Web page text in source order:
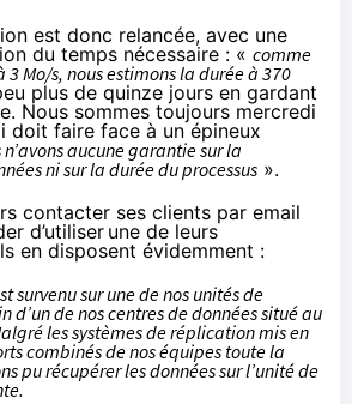
est donc relancée, avec une
du temps nécessaire : « comme
3 Mo/s, nous estimons la durée à 370
plus de quinze jours en gardant
Nous sommes toujours mercredi
doit faire face à un épineux
n’avons aucune garantie sur la
ni sur la durée du processus ».
contacter ses clients par email
d’utiliser une de leurs
en disposent évidemment :
survenu sur une de nos unités de
d’un de nos centres de données situé au
les systèmes de réplication mis en
combinés de nos équipes toute la
pu récupérer les données sur l’unité de